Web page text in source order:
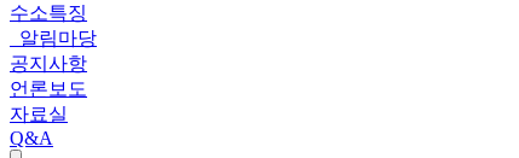
수소특징
알림마당
공지사항
언론보도
자료실
Q&A